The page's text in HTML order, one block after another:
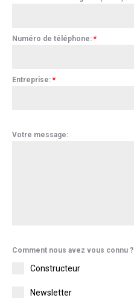
Numéro de téléphone: *
Entreprise: *
Votre message:
Comment nous avez vous connu ?
Constructeur
Newsletter